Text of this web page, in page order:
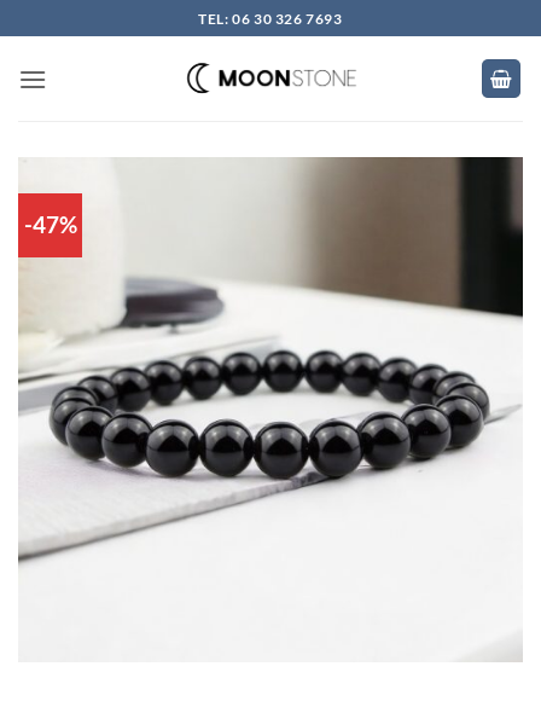
to
content
TEL: 06 30 326 7693
-47%